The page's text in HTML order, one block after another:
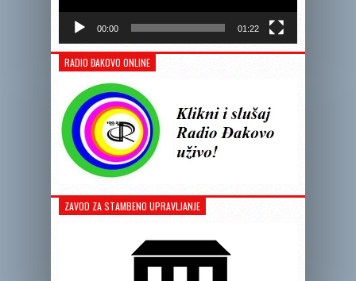
00:00 01:22
RADIO ĐAKOVO ONLINE
ZAVOD ZA STAMBENO UPRAVLJANJE